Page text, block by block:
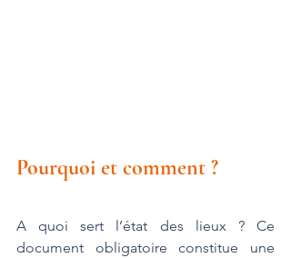
Pourquoi et comment ?
A quoi sert l’état des lieux ? Ce
document obligatoire constitue une